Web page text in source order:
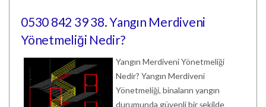
0530 842 39 38. Yangın Merdiveni
Yönetmeliği Nedir?
Yangın Merdiveni Yönetmeliği
Nedir? Yangın Merdiveni
Yönetmeliği, binaların yangın
durumunda güvenli bir şekilde